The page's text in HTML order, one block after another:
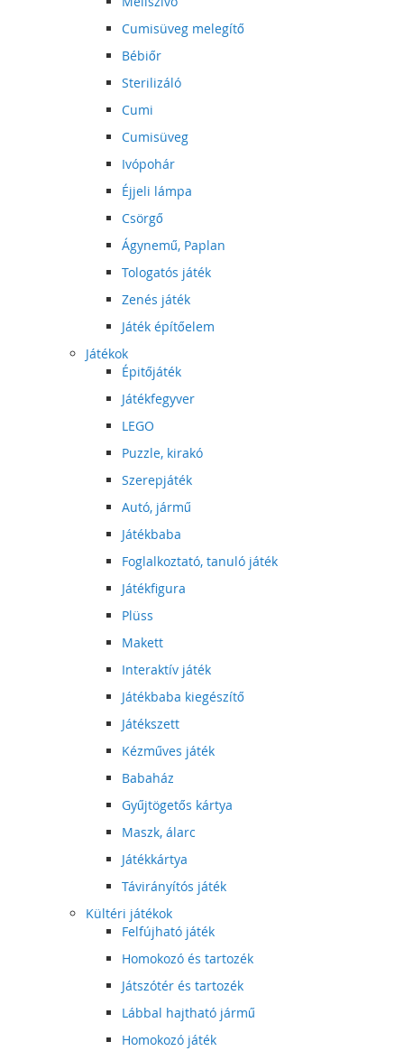
Cumisüveg melegítő
Bébiőr
Sterilizáló
Cumi
Cumisüveg
Ivópohár
Éjjeli lámpa
Csörgő
Ágynemű, Paplan
Tologatós játék
Zenés játék
Játék építőelem
Játékok
Épitőjáték
Játékfegyver
LEGO
Puzzle, kirakó
Szerepjáték
Autó, jármű
Játékbaba
Foglalkoztató, tanuló játék
Játékfigura
Plüss
Makett
Interaktív játék
Játékbaba kiegészítő
Játékszett
Kézműves játék
Babaház
Gyűjtögetős kártya
Maszk, álarc
Játékkártya
Távirányítós játék
Kültéri játékok
Felfújható játék
Homokozó és tartozék
Játszótér és tartozék
Lábbal hajtható jármű
Homokozó játék